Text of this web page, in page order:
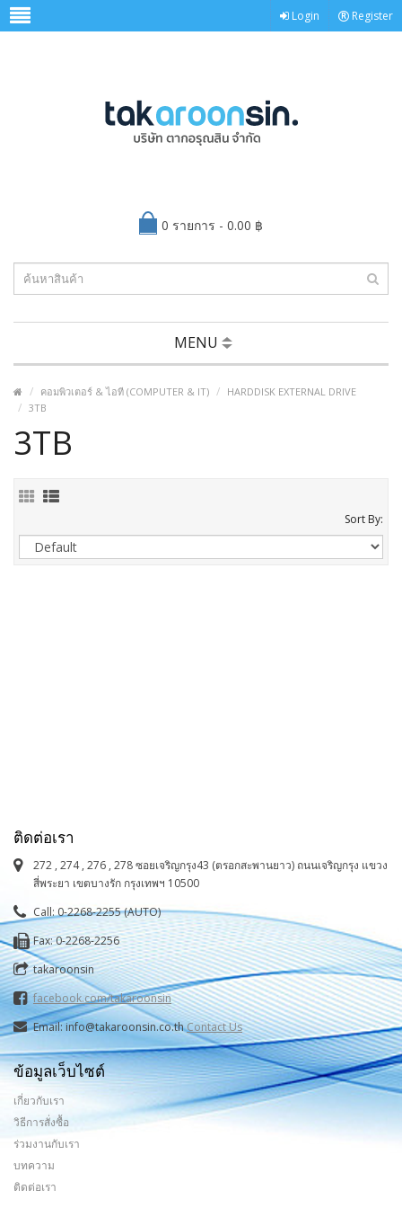
Login Register
0 รายการ - 0.00 ฿
MENU
คอมพิวเตอร์ & ไอที (COMPUTER & IT)
HARDDISK EXTERNAL DRIVE
3TB
3TB
Sort By:
ติดต่อเรา
272 , 274 , 276 , 278 ซอยเจริญกรุง43 (ตรอกสะพานยาว) ถนนเจริญกรุง แขวง
สี่พระยา เขตบางรัก กรุงเทพฯ 10500
Call: 0-2268-2255 (AUTO)
Fax: 0-2268-2256
takaroonsin
facebook.com/takaroonsin
Email: info@takaroonsin.co.thContact Us
ข้อมูลเว็บไซต์
เกี่ยวกับเรา
วิธีการสั่งซื้อ
ร่วมงานกับเรา
บทความ
ติดต่อเรา